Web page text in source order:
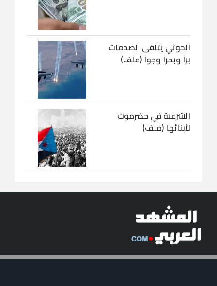
الحوثي يتلقى الصدمات
برا وبحرا وجوا (ملف)
الشرعية في حضرموت
لأبنائها (ملف)